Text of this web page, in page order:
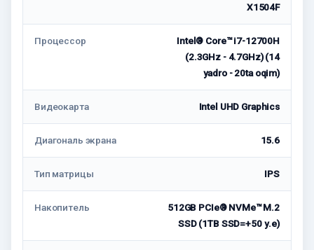
X1504F
Процессор
Intel® Core™ i7-12700H
(2.3GHz - 4.7GHz) (14
yadro - 20ta oqim)
Видеокарта Intel UHD Graphics
Диагональ экрана 15.6
Тип матрицы IPS
Накопитель
512GB PCIe® NVMe™ M.2
SSD (1TB SSD=+50 у.е)